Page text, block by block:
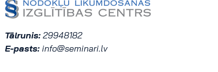
Tālrunis:29948182
E-pasts: info@seminari.lv